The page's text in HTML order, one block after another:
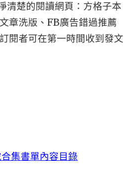
清楚的閱讀網頁：方格子本
章洗版、FB廣告錯過推薦
閱者可在第一時間收到發文
集書單內容目錄